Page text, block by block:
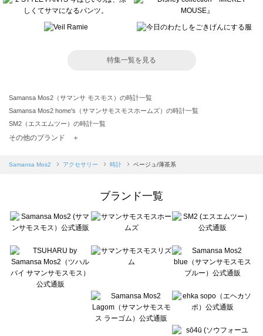
特集一覧を見る
Samansa Mos2（サマンサ モスモス）の時計一覧
Samansa Mos2 home's（サマンサモスモスホームズ）の時計一覧
SM2（エスエムツー）の時計一覧
TSUHARU by Samansa Mos2（ツハルバイサマンサモスモス）の時計一覧
Samansa Mos2 blue（サマンサモスモス ブルー）の時計一覧
sō4ū（ソウフォーユー）の時計一覧
Te chichi（テチチ）の時計一覧
Te chichi CLASSIC（テチチ クラシック）の時計一覧
Lugnoncure（ルノンキュール）の時計一覧
BETTY'S BLUE（べティーズブルー）の時計一覧
Wpc.（ワールドパーティー）の時計一覧
その他のブランド ＋
Samansa Mos2 アクセサリー 時計 ベージュ/薄茶系
ブランド一覧